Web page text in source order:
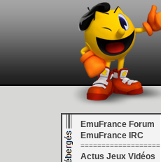
EmuFrance Forum
EmuFrance IRC
===================
Actus Jeux Vidéos